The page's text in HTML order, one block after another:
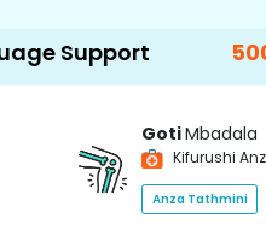
500+
GotiMbadala
Kifurushi
Anza Tathmini